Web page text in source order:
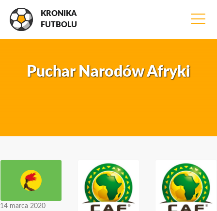
KRONIKA
FUTBOLU
Puchar Narodów Afryki
14 marca 2020